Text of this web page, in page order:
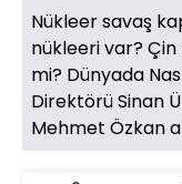
Nükleer savaş
nükleeri var?
mi? Dünyada
Direktörü Sinan
Mehmet Özkan